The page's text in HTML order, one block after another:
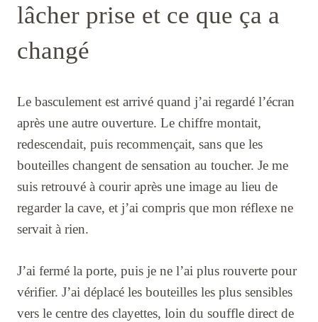
lâcher prise et ce que ça a
changé
Le basculement est arrivé quand j’ai regardé l’écran
après une autre ouverture. Le chiffre montait,
redescendait, puis recommençait, sans que les
bouteilles changent de sensation au toucher. Je me
suis retrouvé à courir après une image au lieu de
regarder la cave, et j’ai compris que mon réflexe ne
servait à rien.
J’ai fermé la porte, puis je ne l’ai plus rouverte pour
vérifier. J’ai déplacé les bouteilles les plus sensibles
vers le centre des clayettes, loin du souffle direct de